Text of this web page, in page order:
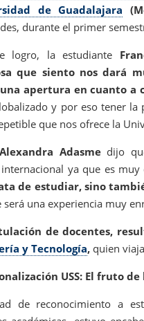
de Guadalajara
durante el primer
logro, la estudiante
que siento nos dará
apertura en cuanto a
y por eso tener
que nos ofrece la
Alexandra Adasmedijo
ya que es muy
de estudiar, sino
será una experiencia muy
de docentes,
y Tecnología, quien
USS: El fruto de
de reconocimiento a